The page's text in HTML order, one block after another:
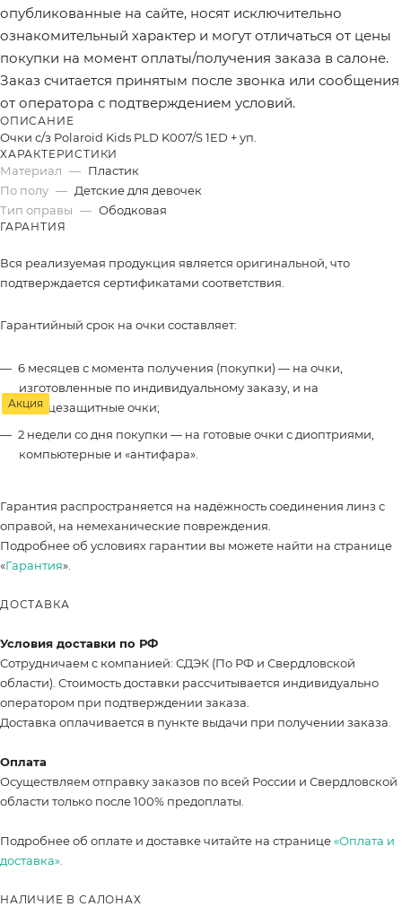
Акция
опубликованные на сайте, носят исключительно
ознакомительный характер и могут отличаться от цены
покупки на момент оплаты/получения заказа в салоне.
Заказ считается принятым после звонка или сообщения
от оператора с подтверждением условий.
ОПИСАНИЕ
Очки с/з Polaroid Kids PLD K007/S 1ED + уп.
ХАРАКТЕРИСТИКИ
Материал — Пластик
По полу — Детские для девочек
Тип оправы — Ободковая
ГАРАНТИЯ
Вся реализуемая продукция является оригинальной, что
подтверждается сертификатами соответствия.
Гарантийный срок на очки составляет:
6 месяцев с момента получения (покупки) — на очки,
изготовленные по индивидуальному заказу, и на
солнцезащитные очки;
2 недели со дня покупки — на готовые очки с диоптриями,
компьютерные и «антифара».
Гарантия распространяется на надёжность соединения линз с
оправой, на немеханические повреждения.
Подробнее об условиях гарантии вы можете найти на странице
«Гарантия».
ДОСТАВКА
Условия доставки по РФ
Сотрудничаем с компанией: СДЭК (По РФ и Свердловской
области). Стоимость доставки рассчитывается индивидуально
оператором при подтверждении заказа.
Доставка оплачивается в пункте выдачи при получении заказа.
Оплата
Осуществляем отправку заказов по всей России и Свердловской
области только после 100% предоплаты.
Подробнее об оплате и доставке читайте на странице«Оплата и
доставка».
НАЛИЧИЕ В САЛОНАХ